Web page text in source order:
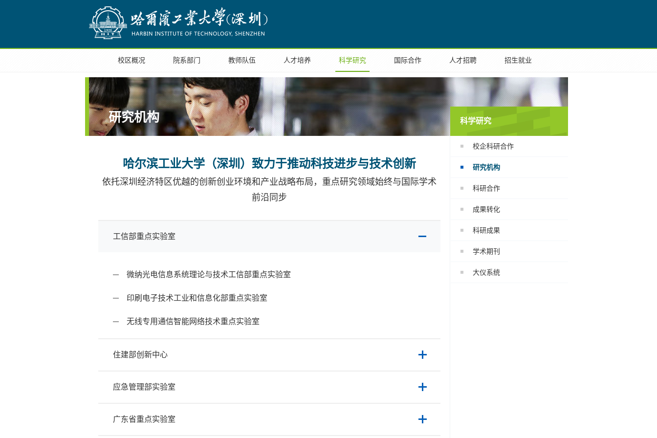
2026年8月8日 校历周历 新闻中心 领导信箱 学生家长 教职员工
校区概况 院系部门 教师队伍 人才培养 科学研究 国际合作 人才招聘 招生就业
校区概况 院系部门
研究机构
哈尔滨工业大学（深圳）致力于推动科技进步与技术创新
依托深圳经济特区优越的创新创业环境和产业战略布局，重点研究领域始终与国际学术
前沿同步
工信部重点实验室
微纳光电信息系统理论与技术工信部重点实验室
印刷电子技术工业和信息化部重点实验室
无线专用通信智能网络技术重点实验室
住建部创新中心
应急管理部实验室
广东省重点实验室
科学研究
校企科研合作
研究机构
科研合作
成果转化
科研成果
学术期刊
大仪系统